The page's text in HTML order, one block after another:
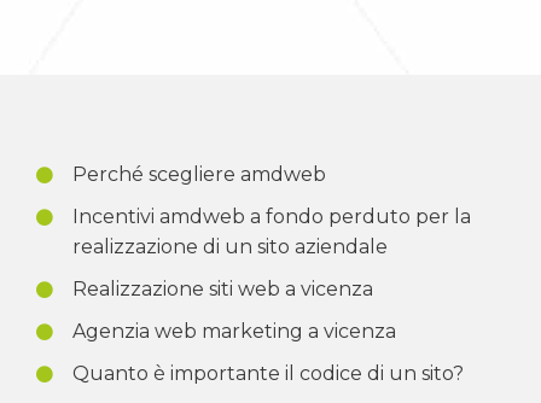
Perché scegliere amdweb
Incentivi amdweb a fondo perduto per la
realizzazione di un sito aziendale
Realizzazione siti web a vicenza
Agenzia web marketing a vicenza
Quanto è importante il codice di un sito?